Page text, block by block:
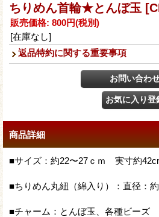
ちりめん首輪★とんぼ玉
販売価格: 800円(税別)
[在庫なし]
返品特約に関する重要事項
商品詳細
■サイズ：約22〜27ｃｍ 実寸約
■ちりめん丸紐（綿入り）：直径：
■チャーム：とんぼ玉、各種ビーズ